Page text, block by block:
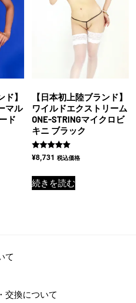
】
マル
ド
【日本初上陸ブランド】
ワイルドエクストリーム
ONE-STRINGマイクロビ
キニ ブラック
5段階中
5.00
¥8,731 税込価格
続きを読む
て
交換について